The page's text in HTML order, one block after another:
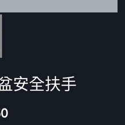
安全扶手